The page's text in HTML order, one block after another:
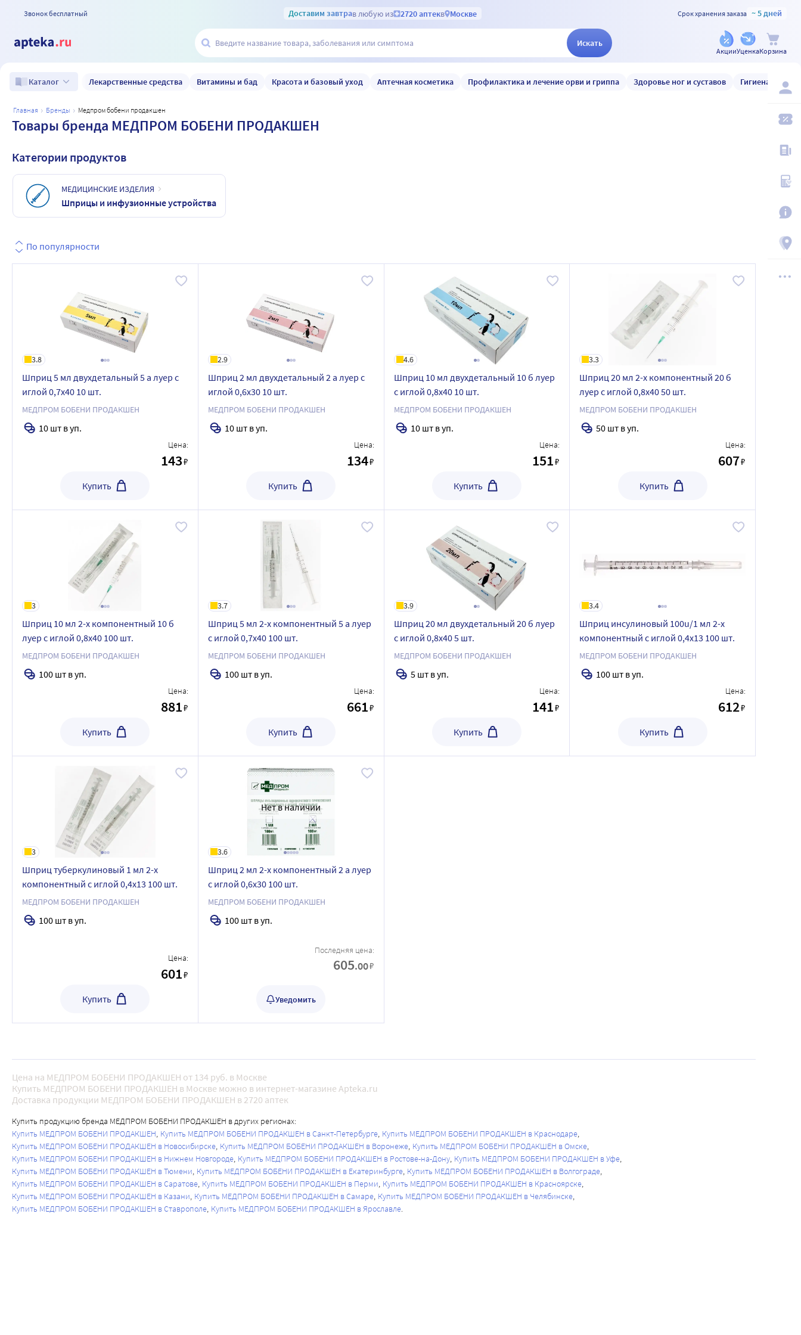
Звонок бесплатный Доставим завтрав любую из 2720 аптекв Москве Срок хранения заказа ~ 5 дней
Искать
АкцииУценкаКорзина
Каталог Лекарственные средства Витамины и бад Красота и базовый уход Аптечная косметика Профилактика и лечение орви и гриппа Здоровье ног и суставов Гигиена и уход
главная бренды медпром бобени продакшен
Товары бренда МЕДПРОМ БОБЕНИ ПРОДАКШЕН
Категории продуктов
МЕДИЦИНСКИЕ ИЗДЕЛИЯ
Шприцы и инфузионные устройства
По популярности
3.8
Шприц 5 мл двухдетальный 5 а луер с
иглой 0,7x40 10 шт.
МЕДПРОМ БОБЕНИ ПРОДАКШЕН
10 шт в уп.
Цена:
143₽
Купить
2.9
Шприц 2 мл двухдетальный 2 а луер с
иглой 0,6x30 10 шт.
МЕДПРОМ БОБЕНИ ПРОДАКШЕН
10 шт в уп.
Цена:
134₽
Купить
4.6
Шприц 10 мл двухдетальный 10 б луер
с иглой 0,8x40 10 шт.
МЕДПРОМ БОБЕНИ ПРОДАКШЕН
10 шт в уп.
Цена:
151₽
Купить
3.3
Шприц 20 мл 2-х компонентный 20 б
луер с иглой 0,8x40 50 шт.
МЕДПРОМ БОБЕНИ ПРОДАКШЕН
50 шт в уп.
Цена:
607₽
Купить
3
Шприц 10 мл 2-х компонентный 10 б
луер с иглой 0,8x40 100 шт.
МЕДПРОМ БОБЕНИ ПРОДАКШЕН
100 шт в уп.
Цена:
881₽
Купить
3.7
Шприц 5 мл 2-х компонентный 5 а луер
с иглой 0,7x40 100 шт.
МЕДПРОМ БОБЕНИ ПРОДАКШЕН
100 шт в уп.
Цена:
661₽
Купить
3.9
Шприц 20 мл двухдетальный 20 б луер
с иглой 0,8x40 5 шт.
МЕДПРОМ БОБЕНИ ПРОДАКШЕН
5 шт в уп.
Цена:
141₽
Купить
3.4
Шприц инсулиновый 100u/1 мл 2-х
компонентный с иглой 0,4х13 100 шт.
МЕДПРОМ БОБЕНИ ПРОДАКШЕН
100 шт в уп.
Цена:
612₽
Купить
3
Шприц туберкулиновый 1 мл 2-х
компонентный с иглой 0,4х13 100 шт.
МЕДПРОМ БОБЕНИ ПРОДАКШЕН
100 шт в уп.
Цена:
601₽
Купить
Нет в наличии
3.6
Шприц 2 мл 2-х компонентный 2 а луер
с иглой 0,6x30 100 шт.
МЕДПРОМ БОБЕНИ ПРОДАКШЕН
100 шт в уп.
Последняя цена:
605.00₽
Уведомить
Цена на МЕДПРОМ БОБЕНИ ПРОДАКШЕН от 134 руб. в Москве
Купить МЕДПРОМ БОБЕНИ ПРОДАКШЕН в Москве можно в интернет-магазине Apteka.ru
Доставка продукции МЕДПРОМ БОБЕНИ ПРОДАКШЕН в 2720 аптек
Купить продукцию бренда МЕДПРОМ БОБЕНИ ПРОДАКШЕН в других регионах:
Купить МЕДПРОМ БОБЕНИ ПРОДАКШЕН Купить МЕДПРОМ БОБЕНИ ПРОДАКШЕН в Санкт-Петербурге Купить МЕДПРОМ БОБЕНИ ПРОДАКШЕН в Краснодаре
Купить МЕДПРОМ БОБЕНИ ПРОДАКШЕН в Новосибирске Купить МЕДПРОМ БОБЕНИ ПРОДАКШЕН в Воронеже Купить МЕДПРОМ БОБЕНИ ПРОДАКШЕН в Омске
Купить МЕДПРОМ БОБЕНИ ПРОДАКШЕН в Нижнем Новгороде Купить МЕДПРОМ БОБЕНИ ПРОДАКШЕН в Ростове-на-Дону Купить МЕДПРОМ БОБЕНИ ПРОДАКШЕН в Уфе
Купить МЕДПРОМ БОБЕНИ ПРОДАКШЕН в Тюмени Купить МЕДПРОМ БОБЕНИ ПРОДАКШЕН в Екатеринбурге Купить МЕДПРОМ БОБЕНИ ПРОДАКШЕН в Волгограде
Купить МЕДПРОМ БОБЕНИ ПРОДАКШЕН в Саратове Купить МЕДПРОМ БОБЕНИ ПРОДАКШЕН в Перми Купить МЕДПРОМ БОБЕНИ ПРОДАКШЕН в Красноярске
Купить МЕДПРОМ БОБЕНИ ПРОДАКШЕН в Казани Купить МЕДПРОМ БОБЕНИ ПРОДАКШЕН в Самаре Купить МЕДПРОМ БОБЕНИ ПРОДАКШЕН в Челябинске
Купить МЕДПРОМ БОБЕНИ ПРОДАКШЕН в Ставрополе Купить МЕДПРОМ БОБЕНИ ПРОДАКШЕН в Ярославле